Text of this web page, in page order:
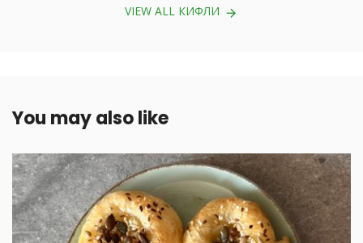
VIEW ALL КИФЛИ
You may also like